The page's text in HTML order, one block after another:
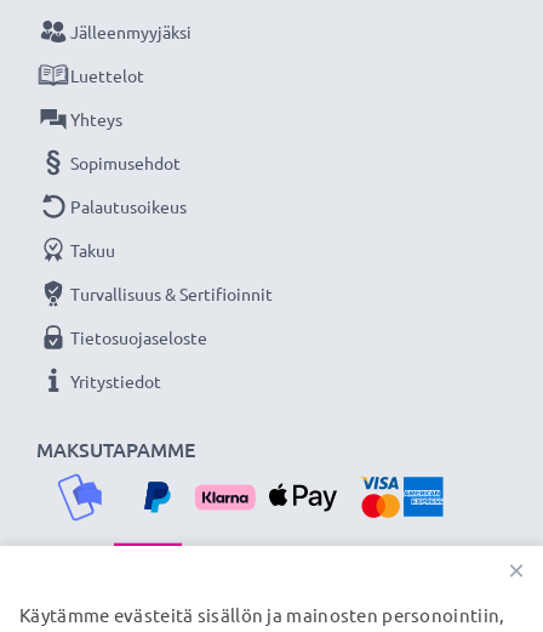
MAKSUTAPAMME
Jälleenmyyjäksi
Luettelot
Yhteys
Sopimusehdot
Palautusoikeus
Takuu
Turvallisuus & Sertifioinnit
Tietosuojaseloste
Yritystiedot
TOIMITUSKUMPPANIMME
×
Käytämme evästeitä sisällön ja mainosten personointiin,